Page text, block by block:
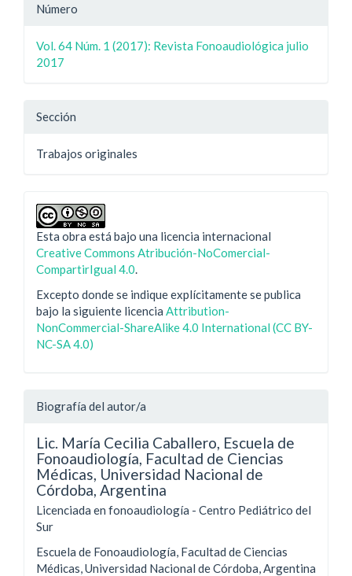
Número
Vol. 64 Núm. 1 (2017): Revista Fonoaudiológica julio
2017
Sección
Trabajos originales
Esta obra está bajo una licencia internacional
Creative Commons Atribución-NoComercial-
CompartirIgual 4.0.
Excepto donde se indique explícitamente se publica
bajo la siguiente licencia Attribution-
NonCommercial-ShareAlike 4.0 International (CC BY-
NC-SA 4.0)
Biografía del autor/a
Lic. María Cecilia Caballero, Escuela de
Fonoaudiología, Facultad de Ciencias
Médicas, Universidad Nacional de
Córdoba, Argentina
Licenciada en fonoaudiología - Centro Pediátrico del
Sur
Escuela de Fonoaudiología, Facultad de Ciencias
Médicas, Universidad Nacional de Córdoba, Argentina